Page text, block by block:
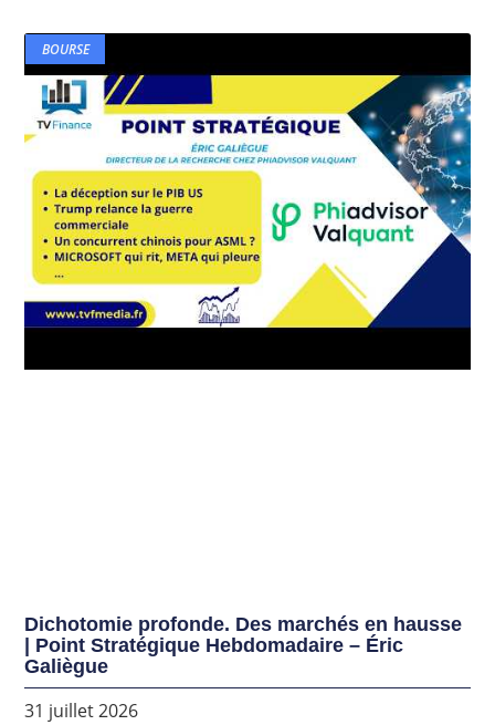
BOURSE
Dichotomie profonde. Des marchés en hausse
| Point Stratégique Hebdomadaire – Éric
Galiègue
31 juillet 2026